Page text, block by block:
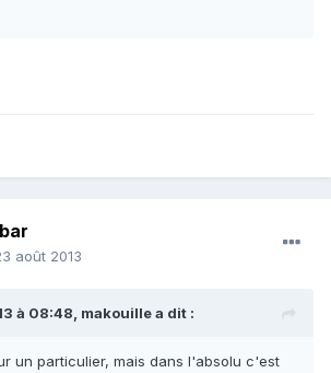
août 2013
à 08:48, makouille a dit :
un particulier, mais dans l'absolu c'est